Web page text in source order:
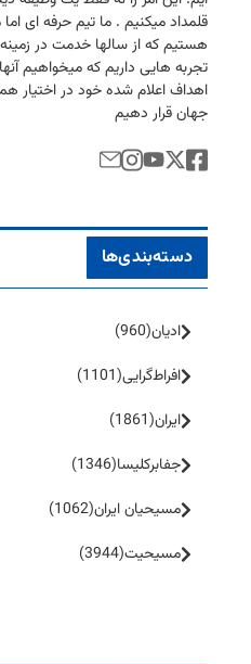
قلمداد میكنیم . ما تیم حرفه ای
هستیم كه از سالها خدمت در زمینه
تجربه هایی داریم كه میخواهیم
اهداف اعلام شده خود در اختیار
جهان قرار دهیم
دسته‌بندی‌ها
ادیان(960)
افراط‌گرایی(1101)
ایران(1861)
جفا‌بر‌کلیسا(1346)
مسیحیان ایران(1062)
مسیحیت(3944)